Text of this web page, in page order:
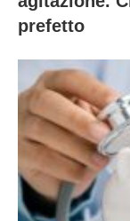
prefetto